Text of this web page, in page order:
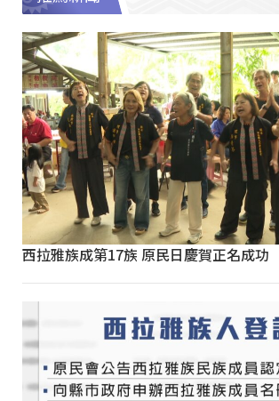
西拉雅族成第17族 原民日慶賀正名成功